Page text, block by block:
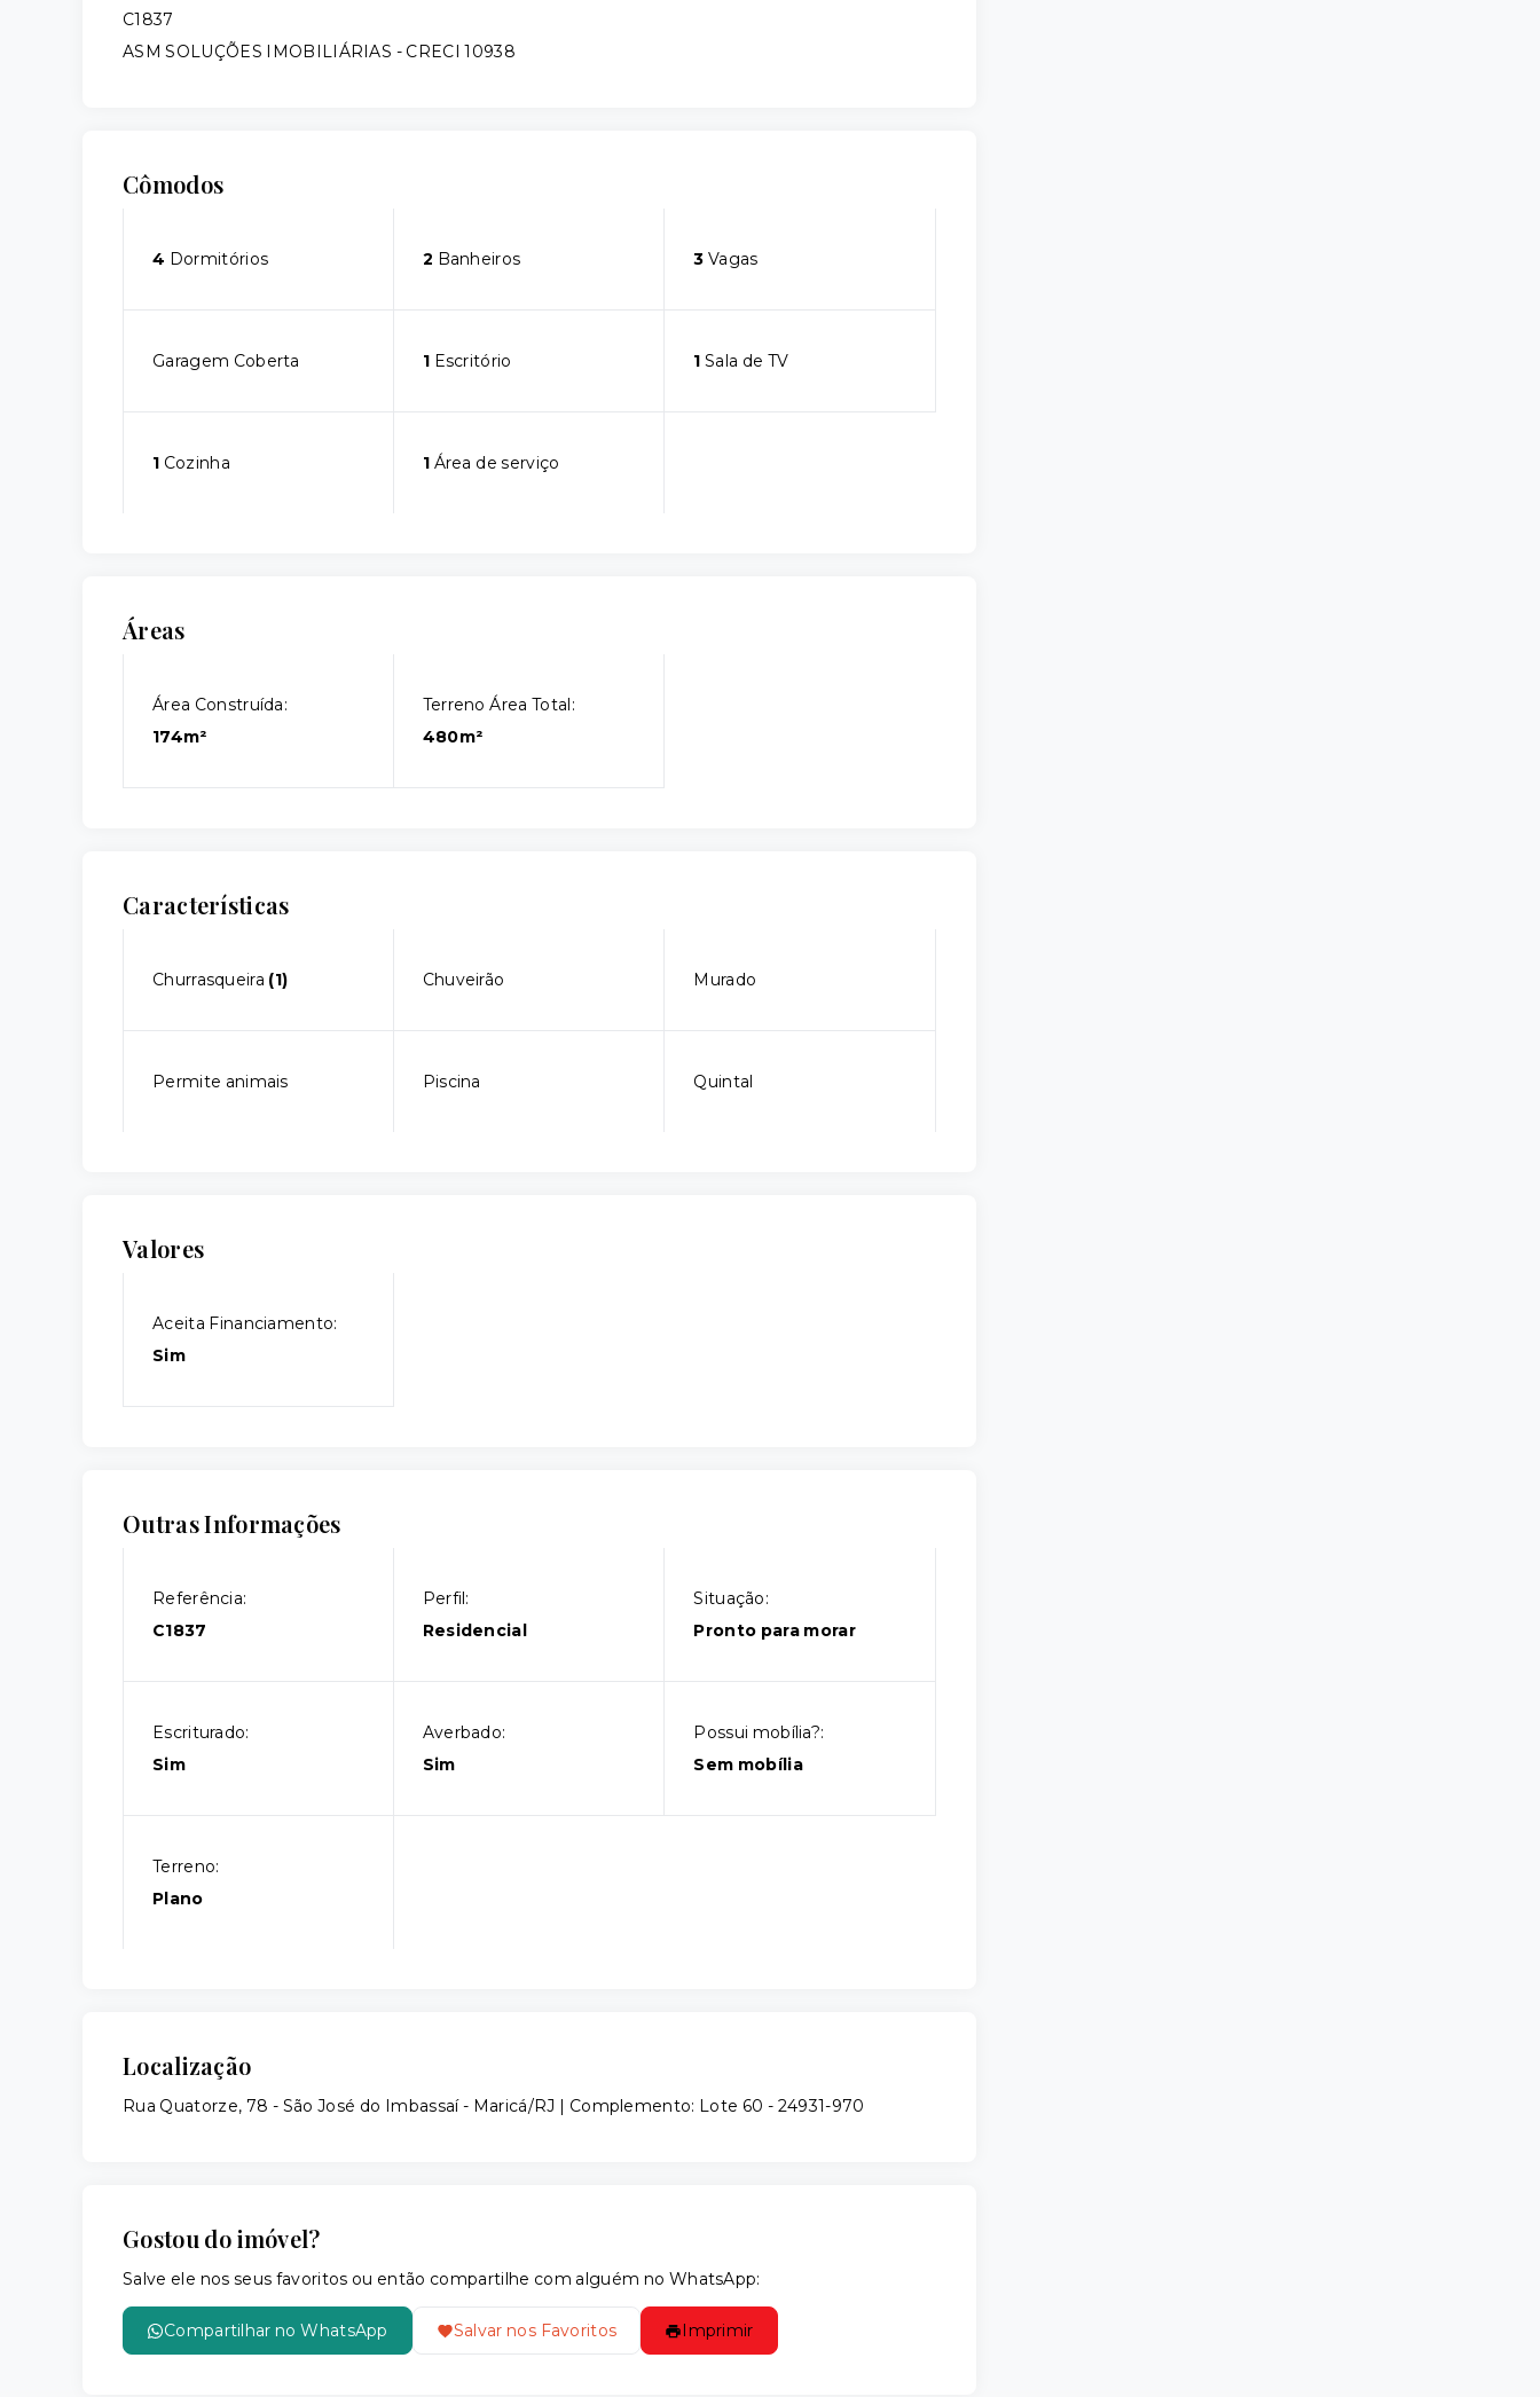
C1837
ASM SOLUÇÕES IMOBILIÁRIAS - CRECI 10938
Cômodos
4 Dormitórios 2 Banheiros 3 Vagas
Garagem Coberta 1Escritório 1 Sala de TV
1 Cozinha 1Área de serviço
Áreas
Área Construída:
174m²
Terreno Área Total:
480m²
Características
Churrasqueira (1) Chuveirão Murado
Permite animais Piscina Quintal
Valores
Aceita Financiamento:
Sim
Outras Informações
Referência:
C1837
Perfil:
Residencial
Situação:
Pronto para morar
Escriturado:
Sim
Averbado:
Sim
Possui mobília?:
Sem mobília
Terreno:
Plano
Localização
Rua Quatorze, 78 - São José do Imbassaí - Maricá/RJ | Complemento: Lote 60 - 24931-970
Gostou do imóvel?
Salve ele nos seus favoritos ou então compartilhe com alguém no WhatsApp:
Compartilhar no WhatsApp Salvar nos Favoritos Imprimir